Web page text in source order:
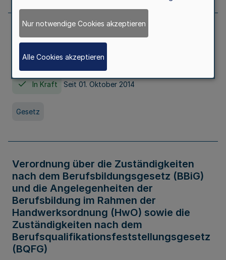
Gesetz über die Hochschulen des Landes
Nordrhein-Westfalen (Hochschulgesetz -
HG)
In Kraft Seit 01. Oktober 2014
Gesetz
Verordnung über die Zuständigkeiten
nach dem Berufsbildungsgesetz (BBiG)
und die Angelegenheiten der
Berufsbildung im Rahmen der
Handwerksordnung (HwO) sowie die
Zuständigkeiten nach dem
Berufsqualifikationsfeststellungsgesetz
(BQFG)
Nur notwendige Cookies akzeptieren
Alle Cookies akzeptieren